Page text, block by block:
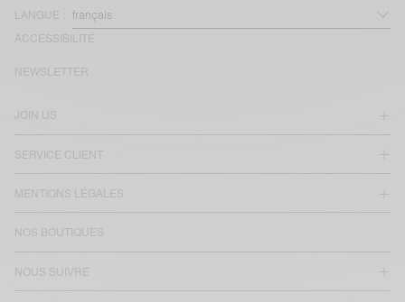
LANGUE :
ACCESSIBILITÉ
JOIN US
SERVICE CLIENT
MENTIONS LÉGALES
NOS BOUTIQUES
NOUS SUIVRE
NEWSLETTER